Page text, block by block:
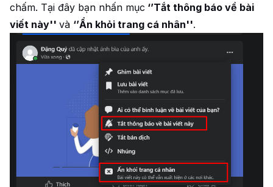
chấm. Tại đây bạn nhấn mục ‘’Tắt thông báo về bài
viết này'' và ‘’Ẩn khỏi trang cá nhân''.